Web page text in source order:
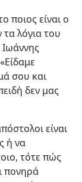
είναι ο
λόγια του
σου και
δεν μας
είναι
ή να
τότε πώς